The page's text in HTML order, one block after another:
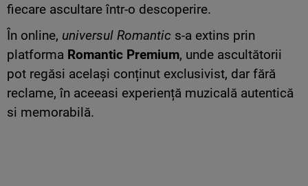
fiecare ascultare într-o descoperire.
În online, universul Romantic s-a extins prin
platforma Romantic Premium, unde ascultătorii
pot regăsi același conținut exclusivist, dar fără
reclame, în aceeasi experiență muzicală autentică
si memorabilă.